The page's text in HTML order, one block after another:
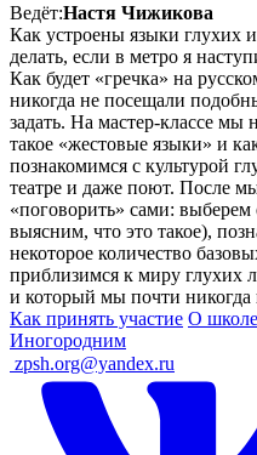
Ведёт:Настя Чижикова
Как устроены языки глухих
делать, если в метро я
Как будет «гречка» на
никогда не посещали
задать. На мастер-классе
такое «жестовые языки» и
познакомимся с культурой
театре и даже поют. После
«поговорить» сами: выберем
выясним, что это такое),
некоторое количество
приблизимся к миру глухих
и который мы почти никогда
Как принять участие О школе
Иногородним
zpsh.org@yandex.ru